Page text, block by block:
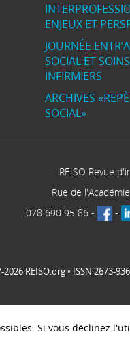
ENJEUX ET
JOURNÉE
SOCIAL ET SOINS
INFIRMIERS
ARCHIVES
SOCIAL»
REISO Revue
Rue de
078 690 95 86 - -
REISO.org • ISSN 2673-
Si vous déclinez